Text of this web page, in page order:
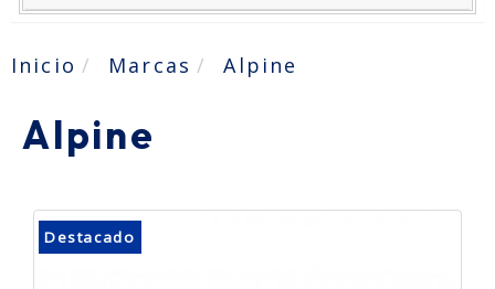
Inicio Marcas Alpine
Alpine
Destacado